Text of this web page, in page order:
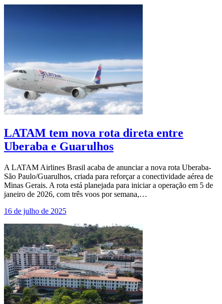
LATAM tem nova rota direta entre
Uberaba e Guarulhos
A LATAM Airlines Brasil acaba de anunciar a nova rota Uberaba-
São Paulo/Guarulhos, criada para reforçar a conectividade aérea de
Minas Gerais. A rota está planejada para iniciar a operação em 5 de
janeiro de 2026, com três voos por semana,…
16 de julho de 2025